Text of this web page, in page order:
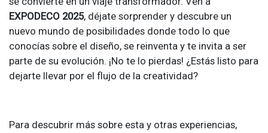
EXPODECO 2025, déjate sorprender y descubre un
nuevo mundo de posibilidades donde todo lo que
conocías sobre el diseño, se reinventa y te invita a ser
parte de su evolución. ¡No te lo pierdas! ¿Estás listo para
dejarte llevar por el flujo de la creatividad?
Para descubrir más sobre esta y otras experiencias,